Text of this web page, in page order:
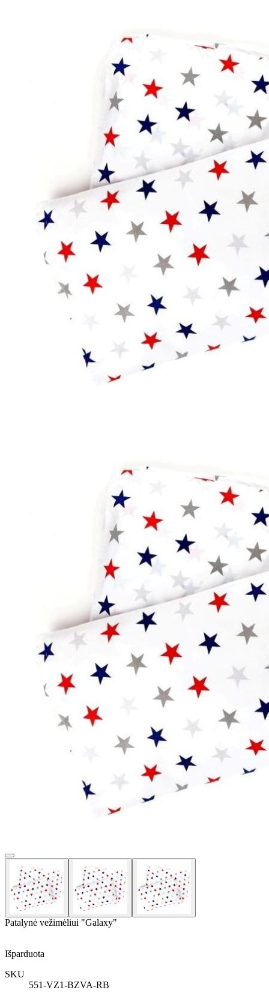
Patalynė vežimėliui "Galaxy"
Išparduota
SKU
551-VZ1-BZVA-RB